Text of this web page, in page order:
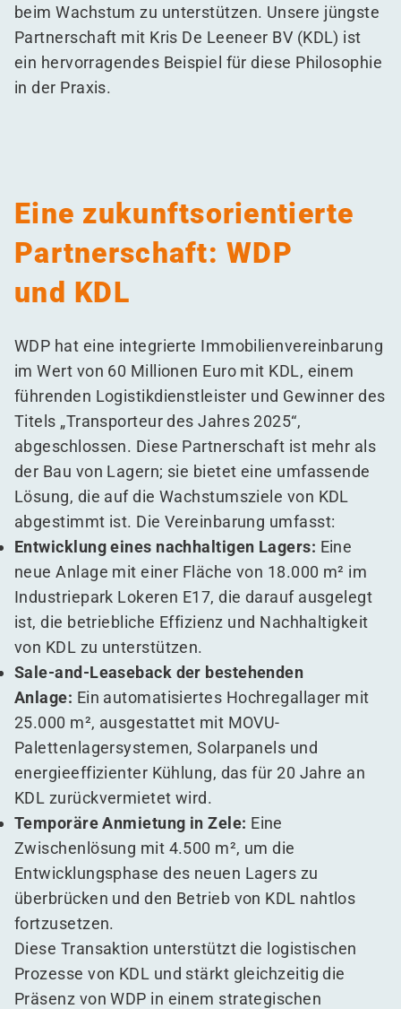
beim Wachstum zu unterstützen. Unsere jüngste
Partnerschaft mit Kris De Leeneer BV (KDL) ist
ein hervorragendes Beispiel für diese Philosophie
in der Praxis.
Eine zukunftsorientierte
Partnerschaft: WDP
und KDL
WDP hat eine integrierte Immobilienvereinbarung
im Wert von 60 Millionen Euro mit KDL, einem
führenden Logistikdienstleister und Gewinner des
Titels „Transporteur des Jahres 2025“,
abgeschlossen. Diese Partnerschaft ist mehr als
der Bau von Lagern; sie bietet eine umfassende
Lösung, die auf die Wachstumsziele von KDL
abgestimmt ist. Die Vereinbarung umfasst:
Entwicklung eines nachhaltigen Lagers: Eine
neue Anlage mit einer Fläche von 18.000 m² im
Industriepark Lokeren E17, die darauf ausgelegt
ist, die betriebliche Effizienz und Nachhaltigkeit
von KDL zu unterstützen.
Sale-and-Leaseback der bestehenden
Anlage: Ein automatisiertes Hochregallager mit
25.000 m², ausgestattet mit MOVU-
Palettenlagersystemen, Solarpanels und
energieeffizienter Kühlung, das für 20 Jahre an
KDL zurückvermietet wird.
Temporäre Anmietung in Zele: Eine
Zwischenlösung mit 4.500 m², um die
Entwicklungsphase des neuen Lagers zu
überbrücken und den Betrieb von KDL nahtlos
fortzusetzen.
Diese Transaktion unterstützt die logistischen
Prozesse von KDL und stärkt gleichzeitig die
Präsenz von WDP in einem strategischen